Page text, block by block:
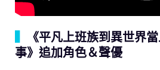
《平凡上班族到異世界
事》追加角色＆聲優